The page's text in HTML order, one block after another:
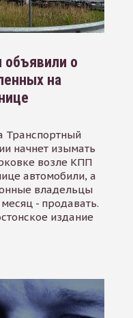
объявили о
на
Транспортный
начнет изымать
возле КПП
автомобили, а
владельцы
- продавать.
издание